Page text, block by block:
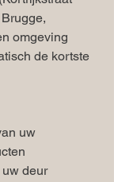
omgeving
de kortste
uw
deur